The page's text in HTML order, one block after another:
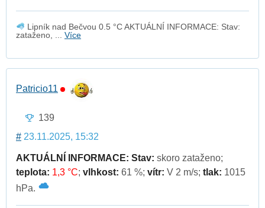
Lipník nad Bečvou 0.5 °C AKTUÁLNÍ INFORMACE: Stav:
zataženo, ... Více
Patricio11
139
# 23.11.2025, 15:32
AKTUÁLNÍ INFORMACE: Stav: skoro zataženo;
teplota: 1,3 °C; vlhkost: 61 %; vítr: V 2 m/s; tlak: 1015
hPa.